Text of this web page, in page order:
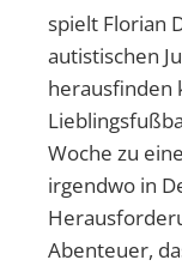
spielt Florian
autistischen
herausfinden
Woche zu
irgendwo in
Abenteuer,